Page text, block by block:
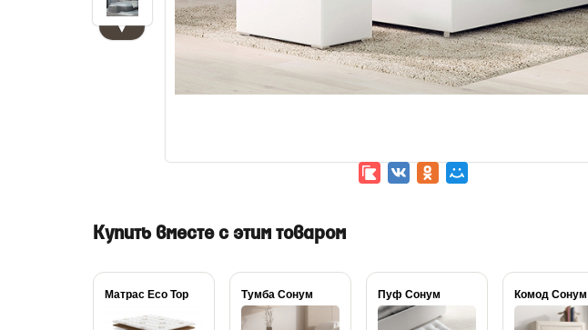
▼
Купить вместе с этим товаром
Матрас Eco Top Тумба Сонум Пуф Сонум Комод Сонум